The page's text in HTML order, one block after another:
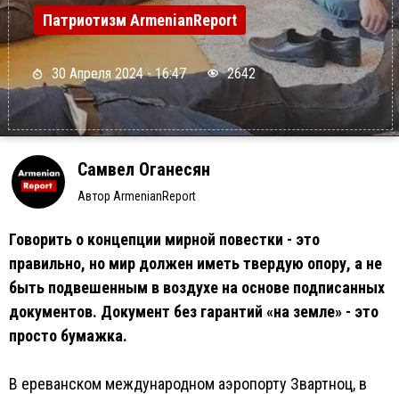
Патриотизм ArmenianReport
30 Апреля 2024 - 16:47 2642
Самвел Оганесян
Автор ArmenianReport
Говорить о концепции мирной повестки - это
правильно, но мир должен иметь твердую опору, а не
быть подвешенным в воздухе на основе подписанных
документов. Документ без гарантий «на земле» - это
просто бумажка.
В ереванском международном аэропорту Звартноц, в